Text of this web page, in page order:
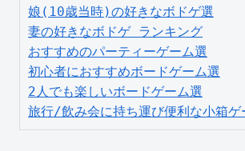
娘(10歳当時)の好きなボドゲ選
妻の好きなボドゲ ランキング
おすすめのパーティーゲーム選
初心者におすすめボードゲーム選
2人でも楽しいボードゲーム選
旅行/飲み会に持ち運び便利な小箱ゲ